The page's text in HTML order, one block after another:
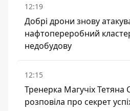
12:19
Добрі дрони знову
нафтопереробний
недобудову
12:15
Тренерка Магучіх Тетяна
розповіла про секрет